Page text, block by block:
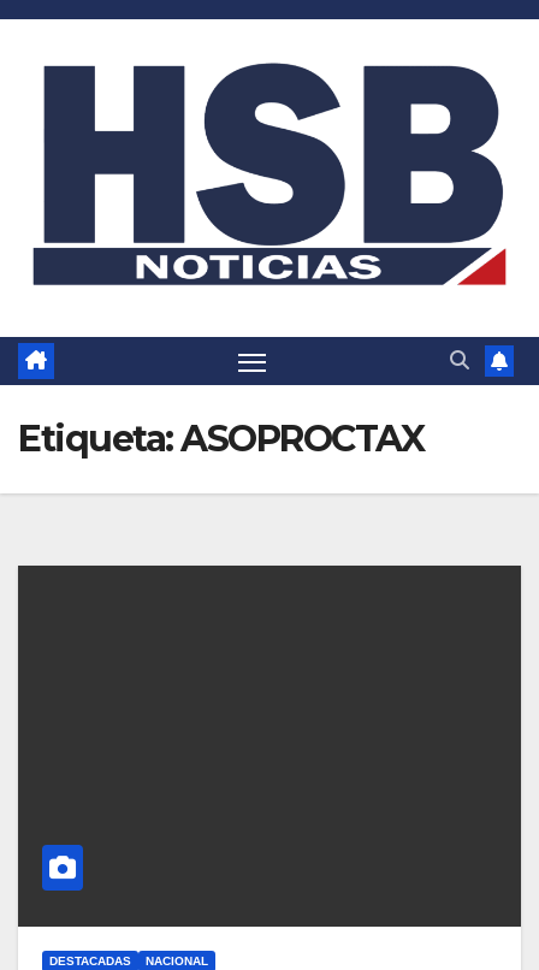
Saltar
Etiqueta:ASOPROCTAX
DESTACADAS NACIONAL